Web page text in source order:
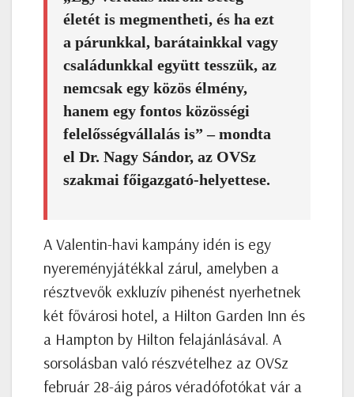
életét is megmentheti, és ha ezt
a párunkkal, barátainkkal vagy
családunkkal együtt tesszük, az
nemcsak egy közös élmény,
hanem egy fontos közösségi
felelősségvállalás is” – mondta
el Dr. Nagy Sándor, az OVSz
szakmai főigazgató-helyettese.
A Valentin-havi kampány idén is egy
nyereményjátékkal zárul, amelyben a
résztvevők exkluzív pihenést nyerhetnek
két fővárosi hotel, a Hilton Garden Inn és
a Hampton by Hilton felajánlásával. A
sorsolásban való részvételhez az OVSz
február 28-áig páros véradófotókat vár a